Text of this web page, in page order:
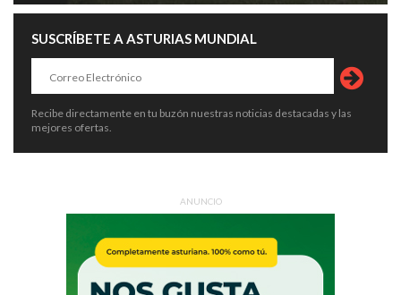
SUSCRÍBETE A ASTURIAS MUNDIAL
Recibe directamente en tu buzón nuestras noticias destacadas y las
mejores ofertas.
ANUNCIO